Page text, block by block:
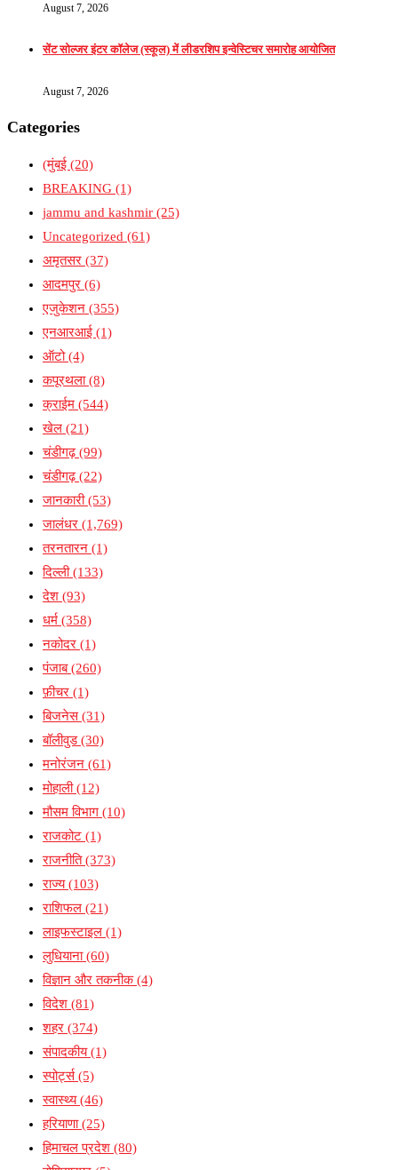
August 7, 2026
सेंट सोल्जर इंटर कॉलेज (स्कूल) में लीडरशिप इन्वेस्टिचर समारोह आयोजित
August 7, 2026
Categories
(मुंबई (20)
BREAKING (1)
jammu and kashmir (25)
Uncategorized (61)
अमृतसर (37)
आदमपुर (6)
एजुकेशन (355)
एनआरआई (1)
ऑटो(4)
कपूरथला(8)
क्राईम (544)
खेल (21)
चंडीगढ़(99)
चंडीगढ़(22)
जानकारी(53)
जालंधर (1,769)
तरनतारन (1)
दिल्ली(133)
देश (93)
धर्म (358)
नकोदर (1)
पंजाब(260)
फ़ीचर (1)
बिजनेस(31)
बॉलीवुड(30)
मनोरंजन (61)
मोहाली(12)
मौसम विभाग (10)
राजकोट (1)
राजनीति(373)
राज्य(103)
राशिफल (21)
लाइफस्टाइल (1)
लुधियाना(60)
विज्ञान और तकनीक(4)
विदेश (81)
शहर (374)
संपादकीय(1)
स्पोर्ट्स(5)
स्वास्थ्य(46)
हरियाणा(25)
हिमाचल प्रदेश (80)